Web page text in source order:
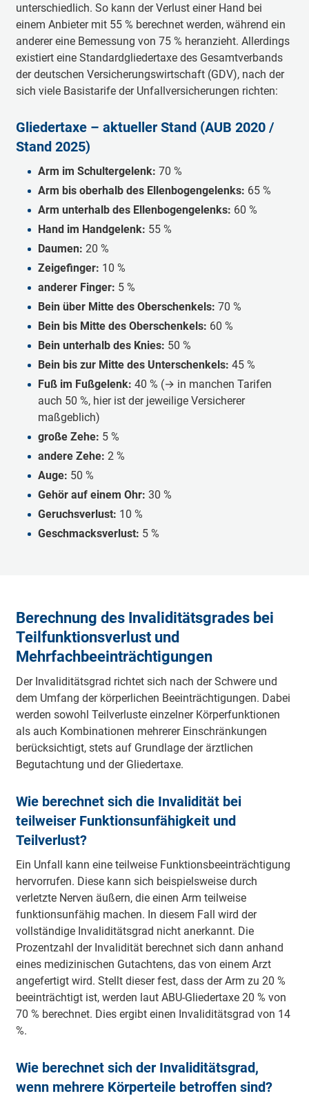
unterschiedlich. So kann der Verlust einer Hand bei
einem Anbieter mit 55 % berechnet werden, während ein
anderer eine Bemessung von 75 % heranzieht. Allerdings
existiert eine Standardgliedertaxe des Gesamtverbands
der deutschen Versicherungswirtschaft (GDV), nach der
sich viele Basistarife der Unfallversicherungen richten:
Gliedertaxe – aktueller Stand (AUB 2020 /
Stand 2025)
Arm im Schultergelenk: 70 %
Arm bis oberhalb des Ellenbogengelenks: 65 %
Arm unterhalb des Ellenbogengelenks: 60 %
Hand im Handgelenk: 55 %
Daumen: 20 %
Zeigefinger: 10 %
anderer Finger: 5 %
Bein über Mitte des Oberschenkels: 70 %
Bein bis Mitte des Oberschenkels: 60 %
Bein unterhalb des Knies: 50 %
Bein bis zur Mitte des Unterschenkels: 45 %
Fuß im Fußgelenk: 40 % (→ in manchen Tarifen
auch 50 %, hier ist der jeweilige Versicherer
maßgeblich)
große Zehe: 5 %
andere Zehe: 2 %
Auge: 50 %
Gehör auf einem Ohr: 30 %
Geruchsverlust: 10 %
Geschmacksverlust: 5 %
Berechnung des Invaliditätsgrades bei
Teilfunktionsverlust und
Mehrfachbeeinträchtigungen
Der Invaliditätsgrad richtet sich nach der Schwere und
dem Umfang der körperlichen Beeinträchtigungen. Dabei
werden sowohl Teilverluste einzelner Körperfunktionen
als auch Kombinationen mehrerer Einschränkungen
berücksichtigt, stets auf Grundlage der ärztlichen
Begutachtung und der Gliedertaxe.
Wie berechnet sich die Invalidität bei
teilweiser Funktionsunfähigkeit und
Teilverlust?
Ein Unfall kann eine teilweise Funktionsbeeinträchtigung
hervorrufen. Diese kann sich beispielsweise durch
verletzte Nerven äußern, die einen Arm teilweise
funktionsunfähig machen. In diesem Fall wird der
vollständige Invaliditätsgrad nicht anerkannt. Die
Prozentzahl der Invalidität berechnet sich dann anhand
eines medizinischen Gutachtens, das von einem Arzt
angefertigt wird. Stellt dieser fest, dass der Arm zu 20 %
beeinträchtigt ist, werden laut ABU-Gliedertaxe 20 % von
70 % berechnet. Dies ergibt einen Invaliditätsgrad von 14
%.
Wie berechnet sich der Invaliditätsgrad,
wenn mehrere Körperteile betroffen sind?